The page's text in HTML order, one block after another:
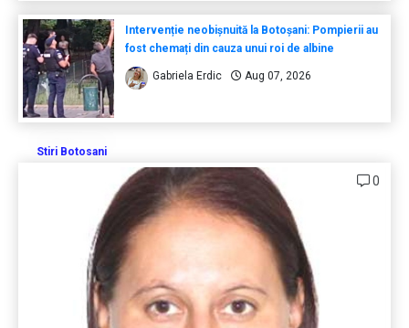
Intervenție neobișnuită la Botoșani: Pompierii au
fost chemați din cauza unui roi de albine
Gabriela Erdic Aug 07, 2026
Stiri Botosani
0